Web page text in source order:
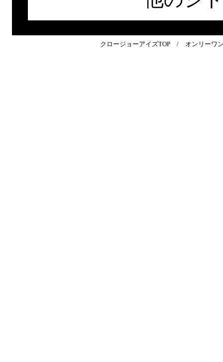
クロージョーアイズTOP / オンリーワ